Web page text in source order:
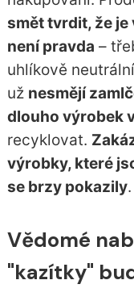
smět tvrdit, že
není pravda –
uhlíkově
už nesmějí
dlouho výrobek
recyklovat.
výrobky, které
se brzy pokazily.
Vědomé
"kazítky"